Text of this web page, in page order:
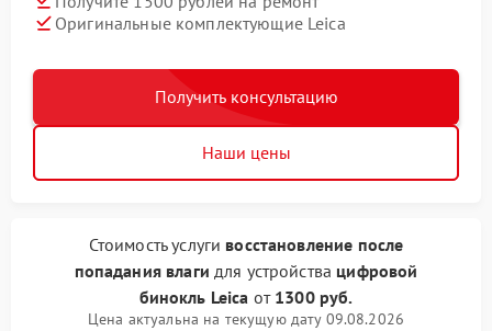
Оригинальные комплектующие Leica
Получить консультацию
Наши цены
Стоимость услуги восстановление после
попадания влаги для устройства цифровой
бинокль Leica от 1300 руб.
Цена актуальна на текущую дату 09.08.2026